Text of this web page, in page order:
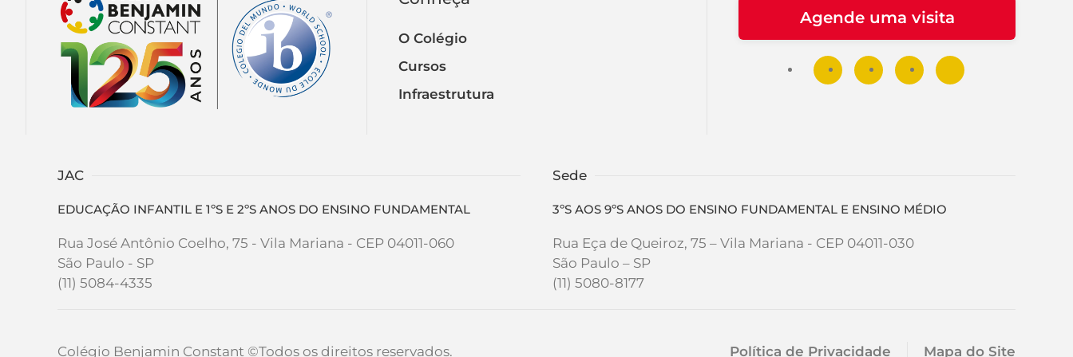
O Colégio
Cursos
Infraestrutura
Agende uma visita
JAC
EDUCAÇÃO INFANTIL E 1ºS E 2ºS ANOS DO ENSINO FUNDAMENTAL
Rua José Antônio Coelho, 75 - Vila Mariana - CEP 04011-060
São Paulo - SP
(11) 5084-4335
Sede
3ºS AOS 9ºS ANOS DO ENSINO FUNDAMENTAL E ENSINO MÉDIO
Rua Eça de Queiroz, 75 – Vila Mariana - CEP 04011-030
São Paulo – SP
(11) 5080-8177
Colégio Benjamin Constant ©Todos os direitos reservados. Política de Privacidade Mapa do Site